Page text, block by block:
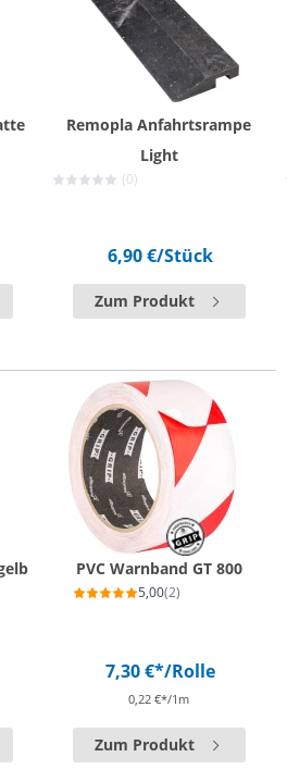
Remopla Anfahrtsrampe
Light
(0)
6,90 €/Stück
Zum Produkt
PVC Warnband GT 800
5,00(2)
7,30 €*/Rolle
0,22 €*/1m
Zum Produkt